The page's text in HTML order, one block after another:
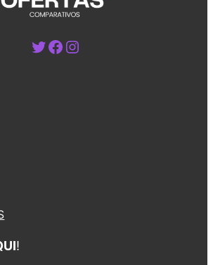
Twitter Facebook Instagram
!